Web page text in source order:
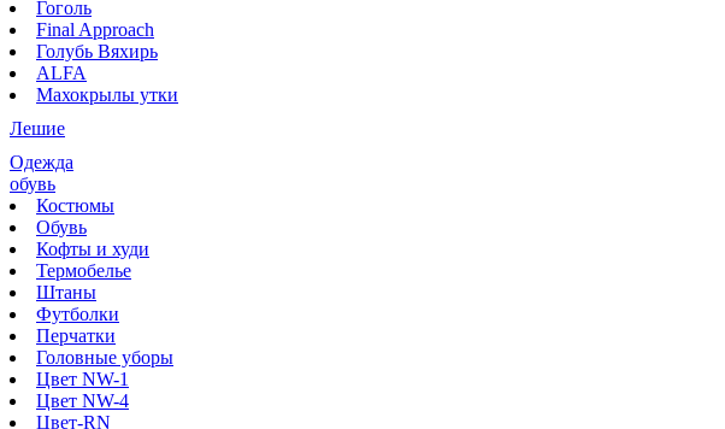
Гоголь
Final Approach
Голубь Вяхирь
ALFA
Махокрылы утки
Лешие
Одежда
обувь
Костюмы
Обувь
Кофты и худи
Термобелье
Штаны
Футболки
Перчатки
Головные уборы
Цвет NW-1
Цвет NW-4
Цвет-RN